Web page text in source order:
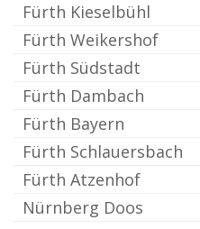
Fürth Kieselbühl
Fürth Weikershof
Fürth Südstadt
Fürth Dambach
Fürth Bayern
Fürth Schlauersbach
Fürth Atzenhof
Nürnberg Doos